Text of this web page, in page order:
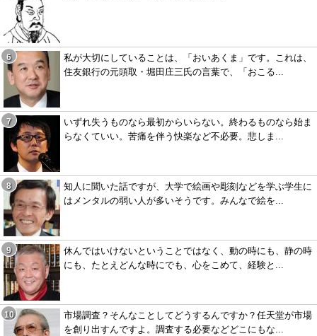
私が大切にしていることは、「おいあくま」です。これは、
住友銀行の元頭取・堀田庄三氏の言葉で、「おこる...
いずれ失うものなら最初からいらない。終わるものなら始ま
らなくていい。苦痛を伴う快楽など不必要。悲しま...
知人に聞いた話ですが、大学で絵画や彫刻などを学ぶ学生に
はメンタルの弱い人が多いそうです。みんなで絵を...
休んではいけないということではなく、動の時にも、静の時
にも、たとえどんな時にでも、心をこめて、経験と...
市場調査？そんなことしてどうするんですか？任天堂が市場
を創り出すんですよ。調査する必要などどこにもな...